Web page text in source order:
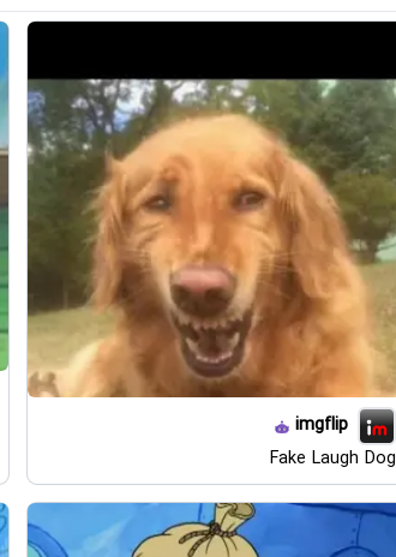
imgflip
Fake Laugh Dog